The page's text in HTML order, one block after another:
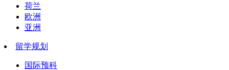
荷兰
欧洲
亚洲
留学规划
国际预科